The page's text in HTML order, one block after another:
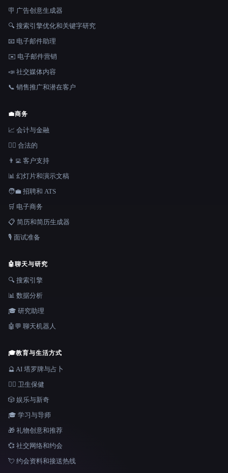
🪧 广告创意生成器
🔍 搜索引擎优化和关键字研究
📧 电子邮件助理
✉️ 电子邮件营销
📣 社交媒体内容
📞 销售推广和潜在客户
💼商务
📈 会计与金融
👩‍⚖️ 合法的
👨‍💻 客户支持
📊 幻灯片和演示文稿
🧑‍💼 招聘和 ATS
🛒 电子商务
📋 简历和简历生成器
🎙️ 面试准备
🤖聊天与研究
🔍 搜索引擎
📊 数据分析
🎓 研究助理
🤖💬 聊天机器人
🎓教育与生活方式
🔮 AI 塔罗牌与占卜
👩‍⚕️ 卫生保健
🎲 娱乐与新奇
🎓 学习与导师
🎁 礼物创意和推荐
💞 社交网络和约会
💘 约会资料和接送热线